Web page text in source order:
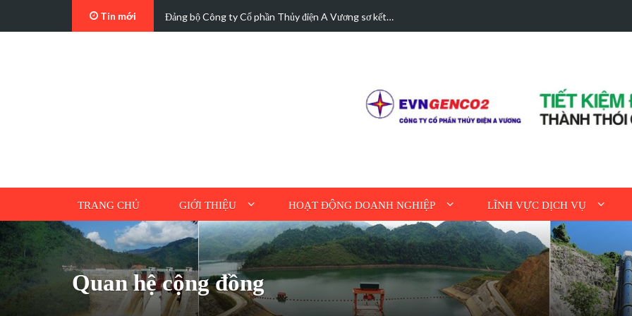
Tin mới Các trường hợp điện mặt trời mái nhà được bán điện dư
TRANG CHỦ GIỚI THIỆU HOẠT ĐỘNG DOANH NGHIỆP LĨNH VỰC DỊCH VỤ
Quan hệ cộng đồng